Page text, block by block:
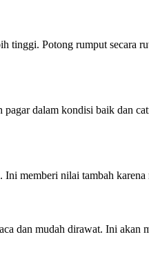
Potong rumput secara
dalam kondisi baik dan
memberi nilai tambah
dan mudah dirawat. Ini